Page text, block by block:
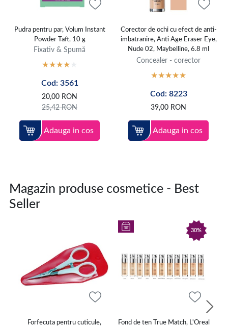
Pudra pentru par, Volum Instant
Powder Taft, 10 g
Fixativ & Spumă
Cod: 3561
20,00 RON
25,42RON
Adauga in cos
Corector de ochi cu efect de anti-
imbatranire, Anti Age Eraser Eye,
Nude 02, Maybelline, 6.8 ml
Concealer - corector
Cod: 8223
39,00 RON
Adauga in cos
Magazin produse cosmetice - Best
Seller
Forfecuta pentru cuticule,
30%
Fond de ten True Match, L'Oreal